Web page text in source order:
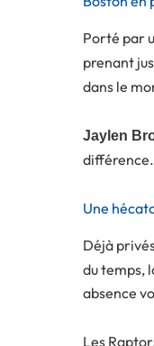
Porté par
prenant
dans le
Jaylen
différence.
Une
Déjà
du temps,
absence
Les